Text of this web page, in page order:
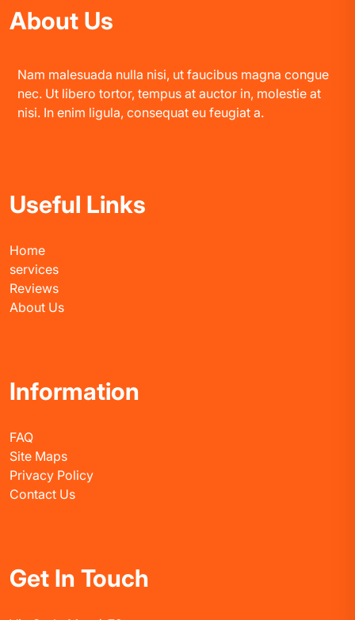
About Us
Nam malesuada nulla nisi, ut faucibus magna congue
nec. Ut libero tortor, tempus at auctor in, molestie at
nisi. In enim ligula, consequat eu feugiat a.
Useful Links
Home
services
Reviews
About Us
Information
FAQ
Site Maps
Privacy Policy
Contact Us
Get In Touch